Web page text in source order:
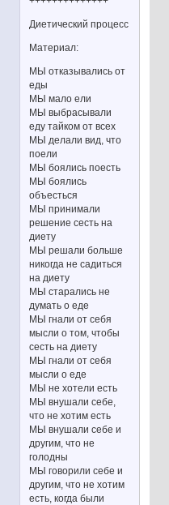
Диетический процесс
Материал:
МЫ отказывались от
еды
МЫ мало ели
МЫ выбрасывали
еду тайком от всех
МЫ делали вид, что
поели
МЫ боялись поесть
МЫ боялись
объесться
МЫ принимали
решение сесть на
диету
МЫ решали больше
никогда не садиться
на диету
МЫ старались не
думать о еде
МЫ гнали от себя
мысли о том, чтобы
сесть на диету
МЫ гнали от себя
мысли о еде
МЫ не хотели есть
МЫ внушали себе,
что не хотим есть
МЫ внушали себе и
другим, что не
голодны
МЫ говорили себе и
другим, что не хотим
есть, когда были